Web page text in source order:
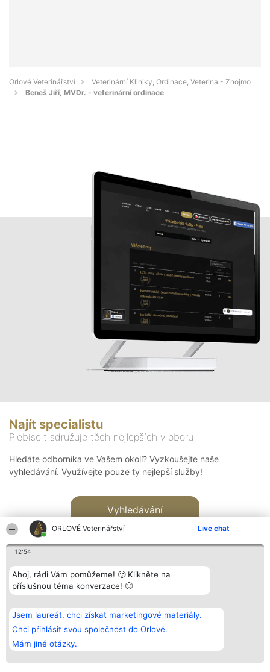
ORLOVÉ Veterinářství Live chat
12:54
Ahoj, rádi Vám pomůžeme! 🙂 Klikněte na
příslušnou téma konverzace! 🙂
Jsem laureát, chci získat marketingové materiály.
Chci přihlásit svou společnost do Orlové.
Mám jiné otázky.
Orlové Veterinářství
Veterinární Kliniky, Ordinace, Veterina - Znojmo
Beneš Jiří, MVDr. - veterinární ordinace
Najít specialistu
Plebiscit sdružuje těch nejlepších v oboru
Hledáte odborníka ve Vašem okolí? Vyzkoušejte naše
vyhledávání. Využívejte pouze ty nejlepší služby!
Vyhledávání
Bright Side Solutions sp. z o.
o. sp. k.
ul. Ruska 22
Wrocław 50-079
KRS 0000749100 | Regon
381313360 | NIP 8943132676
Vítězové
Seznam všech
laureátů
Zásady
Zásady
Kontakt